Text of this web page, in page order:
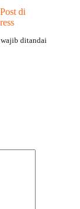
di
wajib ditandai